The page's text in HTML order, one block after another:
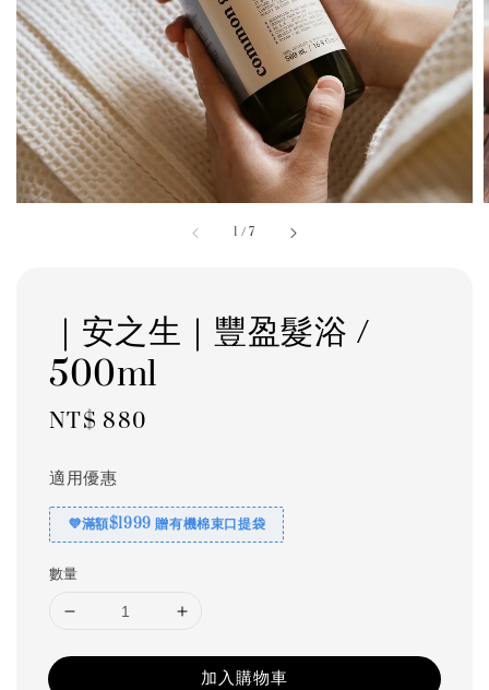
1 /7
｜安之生｜豐盈髮浴 /
500ml
Regular
NT$ 880
適用優惠
💜滿額$1999 贈有機棉束口提袋
數量
加入購物車